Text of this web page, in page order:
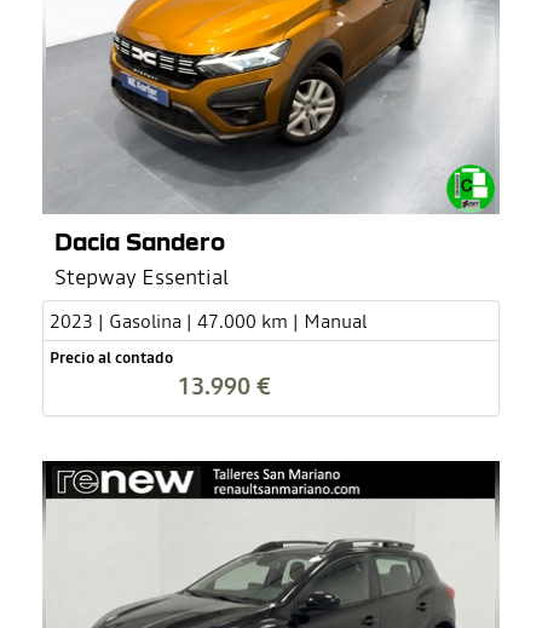
Dacia Sandero
Stepway Essential
2023 | Gasolina | 47.000 km | Manual
Precio al contado
13.990 €